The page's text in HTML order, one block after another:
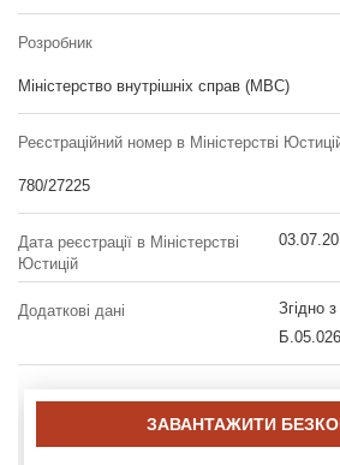
Розробник
Міністерство внутрішніх справ (МВС)
Реєстраційний номер в Міністерстві
780/27225
Дата реєстрації в Міністерстві
Юстицій
Додаткові дані
Згідно
ЗАВАНТАЖИТИ